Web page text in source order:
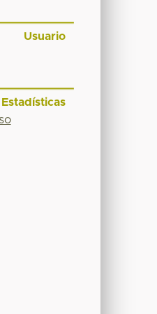
Usuario
Estadísticas